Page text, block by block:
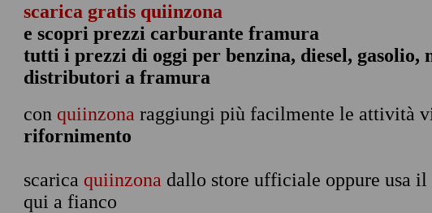
scarica gratis quiinzona
e scopri prezzi carburante framura
tutti i prezzi di oggi per benzina, diesel, gasolio,
distributori a framura
con quiinzona raggiungi più facilmente le attività
rifornimento
scarica quiinzona dallo store ufficiale oppure usa il
qui a fianco